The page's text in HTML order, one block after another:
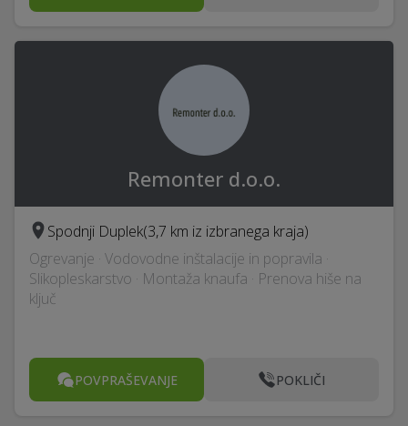
Remonter d.o.o.
Spodnji Duplek(3,7 km iz izbranega kraja)
Ogrevanje · Vodovodne inštalacije in popravila ·
Slikopleskarstvo · Montaža knaufa · Prenova hiše na
ključ
POVPRAŠEVANJE POKLIČI